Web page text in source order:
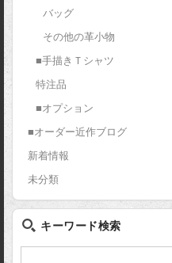
バッグ
その他の革小物
■手描きＴシャツ
特注品
■オプション
■オーダー近作ブログ
新着情報
未分類
キーワード検索